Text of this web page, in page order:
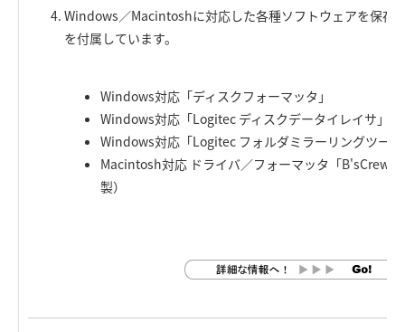
Windows／Macintoshに対応した各種ソフトウェアを保存
を付属しています。
Windows対応「ディスクフォーマッタ」
Windows対応「Logitec ディスクデータイレイサ」
Windows対応「Logitec フォルダミラーリングツー
Macintosh対応 ドライバ／フォーマッタ「B'sCrew
製）